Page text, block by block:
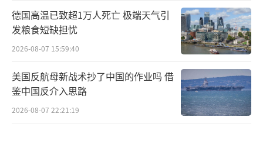
德国高温已致超1万人死亡 极端天气引
发粮食短缺担忧
2026-08-07 15:59:40
美国反航母新战术抄了中国的作业吗 借
鉴中国反介入思路
2026-08-07 22:21:19